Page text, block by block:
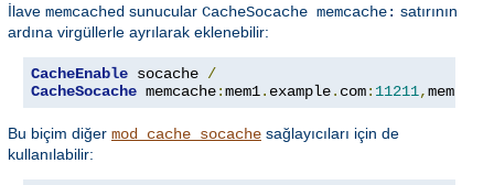
İlave memcached sunucular CacheSocache memcache: satırının
ardına virgüllerle ayrılarak eklenebilir:
CacheEnable socache /
CacheSocache memcache:mem1. example. com: 11211,mem2
Bu biçim diğer mod_cache_socache sağlayıcıları için de
kullanılabilir: